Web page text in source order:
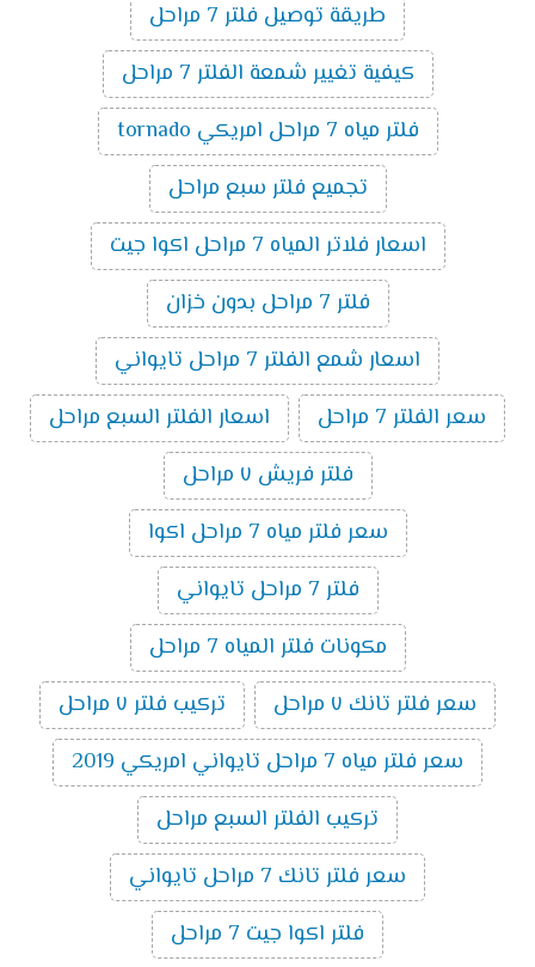
طريقة توصيل فلتر 7 مراحل
كيفية تغيير شمعة الفلتر 7 مراحل
فلتر مياه 7 مراحل امريكي tornado
تجميع فلتر سبع مراحل
اسعار فلاتر المياه 7 مراحل اكوا جيت
فلتر 7 مراحل بدون خزان
اسعار شمع الفلتر 7 مراحل تايواني
سعر الفلتر 7 مراحل
اسعار الفلتر السبع مراحل
فلتر فريش ٧ مراحل
سعر فلتر مياه 7 مراحل اكوا
فلتر 7 مراحل تايواني
مكونات فلتر المياه 7 مراحل
سعر فلتر تانك ٧ مراحل
تركيب فلتر ٧ مراحل
سعر فلتر مياه 7 مراحل تايواني امريكي 2019
تركيب الفلتر السبع مراحل
سعر فلتر تانك 7 مراحل تايواني
فلتر اكوا جيت 7 مراحل